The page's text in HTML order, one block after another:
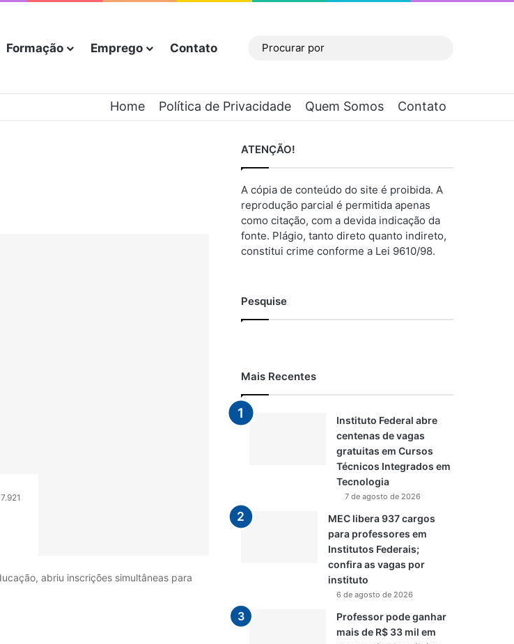
Formação Emprego Contato Barra Lateral
Home Política de Privacidade Quem Somos Contato
abriu inscrições simultâneas para
ATENÇÃO!
A cópia de conteúdo do site é proibida. A
reprodução parcial é permitida apenas
como citação, com a devida indicação da
fonte. Plágio, tanto direto quanto indireto,
constitui crime conforme a Lei 9610/98.
Pesquise
Mais Recentes
Instituto Federal abre
centenas de vagas
gratuitas em Cursos
Técnicos Integrados em
Tecnologia
7 de agosto de 2026
MEC libera 937 cargos
para professores em
Institutos Federais;
confira as vagas por
instituto
6 de agosto de 2026
Professor pode ganhar
mais de R$ 33 mil em